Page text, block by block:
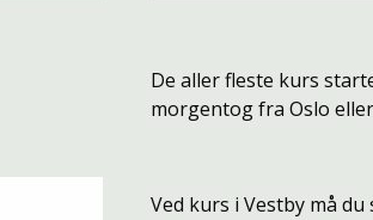
De aller fleste kurs
morgentog fra Oslo
Ved kurs i Vestby må